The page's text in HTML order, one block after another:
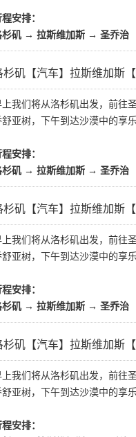
安排：
杉矶 → 拉斯维加斯 → 圣乔治
杉矶【汽车】拉斯维加斯
上我们将从洛杉矶出发，前往
舒亚树，下午到达沙漠中的享
安排：
杉矶 → 拉斯维加斯 → 圣乔治
杉矶【汽车】拉斯维加斯
上我们将从洛杉矶出发，前往
舒亚树，下午到达沙漠中的享
安排：
杉矶 → 拉斯维加斯 → 圣乔治
杉矶【汽车】拉斯维加斯
上我们将从洛杉矶出发，前往
舒亚树，下午到达沙漠中的享
安排：